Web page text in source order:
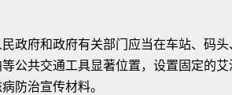
府和政府有关部门应当在车站、码头
公共交通工具显著位置，设置固定的
防治宣传材料。